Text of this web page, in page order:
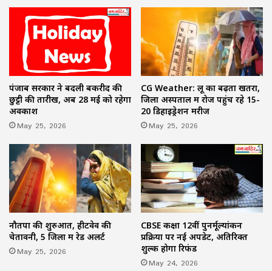
पंजाब सरकार ने बदली बकरीद की
छुट्टी की तारीख, अब 28 मई को रहेगा
अवकाश
May 25, 2026
CG Weather: लू का बढ़ता खतरा,
जिला अस्पताल में रोज पहुंच रहे 15-
20 डिहाइड्रेशन मरीज
May 25, 2026
नौतपा की शुरुआत, हीटवेव की
चेतावनी, 5 जिलों में रेड अलर्ट
May 25, 2026
CBSE कक्षा 12वीं पुनर्मूल्यांकन
प्रक्रिया पर नई अपडेट, अतिरिक्त
शुल्क होगा रिफंड
May 24, 2026